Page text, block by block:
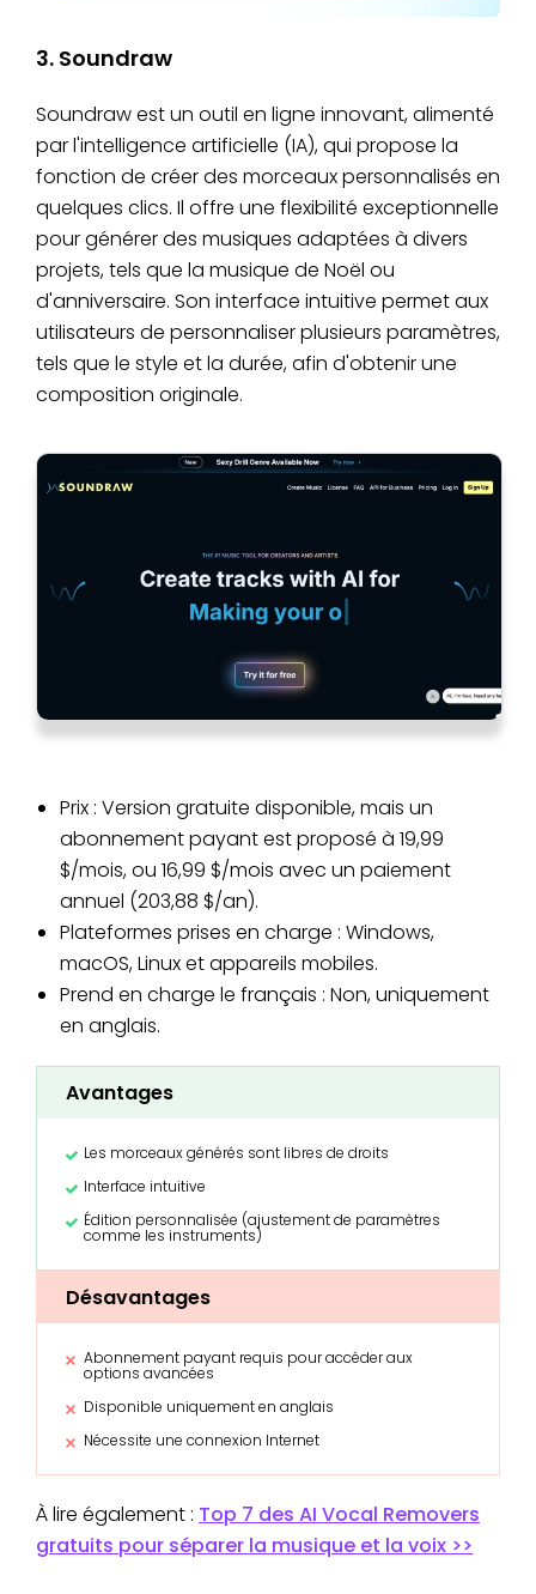
3. Soundraw
Soundraw est un outil en ligne innovant, alimenté
par l'intelligence artificielle (IA), qui propose la
fonction de créer des morceaux personnalisés en
quelques clics. Il offre une flexibilité exceptionnelle
pour générer des musiques adaptées à divers
projets, tels que la musique de Noël ou
d'anniversaire. Son interface intuitive permet aux
utilisateurs de personnaliser plusieurs paramètres,
tels que le style et la durée, afin d'obtenir une
composition originale.
Prix : Version gratuite disponible, mais un
abonnement payant est proposé à 19,99
$/mois, ou 16,99 $/mois avec un paiement
annuel (203,88 $/an).
Plateformes prises en charge : Windows,
macOS, Linux et appareils mobiles.
Prend en charge le français : Non, uniquement
en anglais.
Avantages
Les morceaux générés sont libres de droits
Interface intuitive
Édition personnalisée (ajustement de paramètres
comme les instruments)
Désavantages
Abonnement payant requis pour accéder aux
options avancées
Disponible uniquement en anglais
Nécessite une connexion Internet
À lire également : Top 7 des AI Vocal Removers
gratuits pour séparer la musique et la voix >>